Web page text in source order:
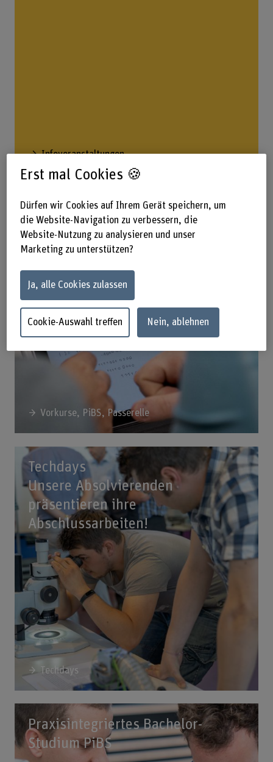
Infoveranstaltungen
Vorkurse
Bereiten Sie sich perfekt aufs
Studium vor.
Vorkurse, PiBS, Passerelle
Techdays
Unsere Absolvierenden
präsentieren ihre
Abschlussarbeiten!
Techdays
Praxisintegriertes Bachelor-
Studium PiBS
Erst mal Cookies 🍪
Dürfen wir Cookies auf Ihrem Gerät speichern, um
die Website-Navigation zu verbessern, die
Website-Nutzung zu analysieren und unser
Marketing zu unterstützen?
Ja, alle Cookies zulassen
Cookie-Auswahl treffen Nein, ablehnen